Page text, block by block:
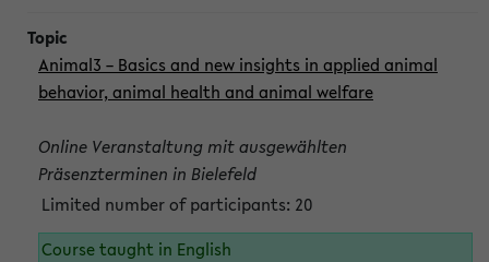
Animal3 – Basics and new insights in applied animal
behavior, animal health and animal welfare
Online Veranstaltung mit ausgewählten
Präsenzterminen in Bielefeld
Limited number of participants: 20
Course taught in English